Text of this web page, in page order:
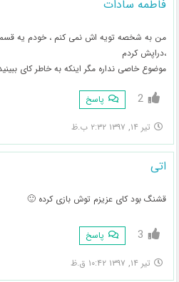
فاطمه سادات
من به شخصه تویه اش نمی کنم ، خودم یه
،دراپش کردم
موضوع خاصی نداره مگر اینکه به خاطر کای
2 پاسخ
تیر ۱۴, ۱۳۹۷ ۲:۳۲ ب.ظ
اتی
قشنگ بود کای عزیزم توش بازی کرده 🙂
3 پاسخ
تیر ۱۴, ۱۳۹۷ ۱۰:۴۲ ق.ظ